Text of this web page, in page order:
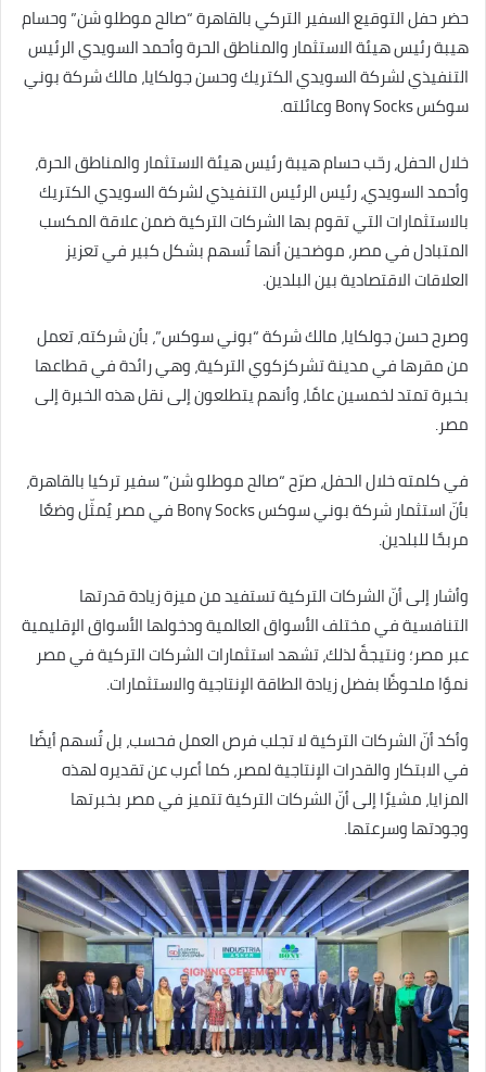
حضر حفل التوقيع السفير التركي بالقاهرة “صالح موطلو شن” وحسام
هيبة رئيس هيئة الاستثمار والمناطق الحرة وأحمد السويدي الرئيس
التنفيذي لشركة السويدي الكتريك وحسن جولكايا، مالك شركة بوني
سوكس Bony Socks وعائلته.
خلال الحفل، رحّب حسام هيبة رئيس هيئة الاستثمار والمناطق الحرة،
وأحمد السويدي، رئيس الرئيس التنفيذي لشركة السويدي الكتريك
بالاستثمارات التي تقوم بها الشركات التركية ضمن علاقة المكسب
المتبادل في مصر، موضحين أنها تُسهم بشكل كبير في تعزيز
العلاقات الاقتصادية بين البلدين.
وصرح حسن جولكايا، مالك شركة “بوني سوكس”، بأن شركته، تعمل
من مقرها في مدينة تشركزكوي التركية، وهي رائدة في قطاعها
بخبرة تمتد لخمسين عامًا، وأنهم يتطلعون إلى نقل هذه الخبرة إلى
مصر.
في كلمته خلال الحفل، صرّح “صالح موطلو شن” سفير تركيا بالقاهرة،
بأنّ استثمار شركة بوني سوكس Bony Socks في مصر يُمثّل وضعًا
مربحًا للبلدين.
وأشار إلى أنّ الشركات التركية تستفيد من ميزة زيادة قدرتها
التنافسية في مختلف الأسواق العالمية ودخولها الأسواق الإقليمية
عبر مصر؛ ونتيجةً لذلك، تشهد استثمارات الشركات التركية في مصر
نموًا ملحوظًا بفضل زيادة الطاقة الإنتاجية والاستثمارات.
وأكد أنّ الشركات التركية لا تجلب فرص العمل فحسب، بل تُسهم أيضًا
في الابتكار والقدرات الإنتاجية لمصر، كما أعرب عن تقديره لهذه
المزايا، مشيرًا إلى أنّ الشركات التركية تتميز في مصر بخبرتها
وجودتها وسرعتها.